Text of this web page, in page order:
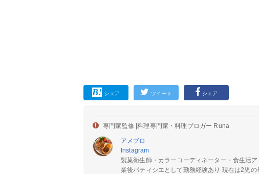
シェア ツイート シェア
専門家監修 |料理専門家・料理ブロガー Runa
アメブロ
Instagram
製菓衛生師・カラーコーディネーター・食生活
業後パティシエとして勤務経験あり 現在は2児